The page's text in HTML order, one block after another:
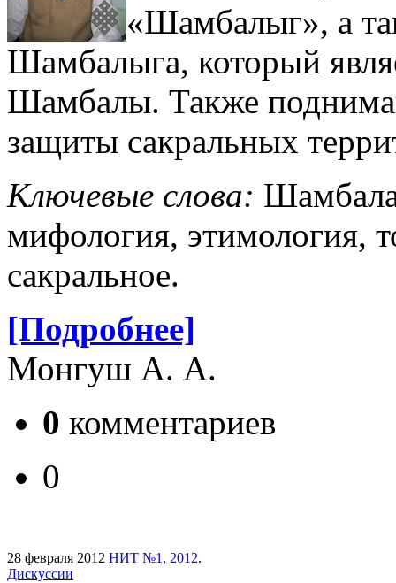
«Шамбалыг», а
Шамбалыга, который
Шамбалы. Также
защиты сакральных
Ключевые слова:
мифология, этимология,
сакральное.
[Подробнее]
Монгуш А. А.
0 комментариев
0
28 февраля 2012 НИТ №1, 2012.
Дискуссии